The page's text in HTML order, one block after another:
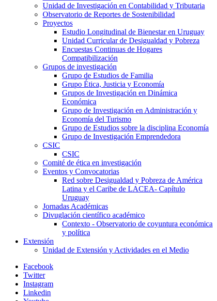
Unidad de Investigación en Contabilidad y Tributaria
Observatorio de Reportes de Sostenibilidad
Proyectos
Estudio Longitudinal de Bienestar en Uruguay
Unidad Curricular de Desigualdad y Pobreza
Encuestas Continuas de Hogares
Compatibilización
Grupos de investigación
Grupo de Estudios de Familia
Grupo Ética, Justicia y Economía
Grupos de Investigación en Dinámica
Económica
Grupo de Investigación en Administración y
Economía del Turismo
Grupo de Estudios sobre la disciplina Economía
Grupo de Investigación Emprendedora
CSIC
CSIC
Comité de ética en investigación
Eventos y Convocatorias
Red sobre Desigualdad y Pobreza de América
Latina y el Caribe de LACEA- Capítulo
Uruguay
Jornadas Académicas
Divuglación científico académico
Contexto - Observatorio de coyuntura económica
y política
Extensión
Unidad de Extensión y Actividades en el Medio
Facebook
Twitter
Instagram
Linkedin